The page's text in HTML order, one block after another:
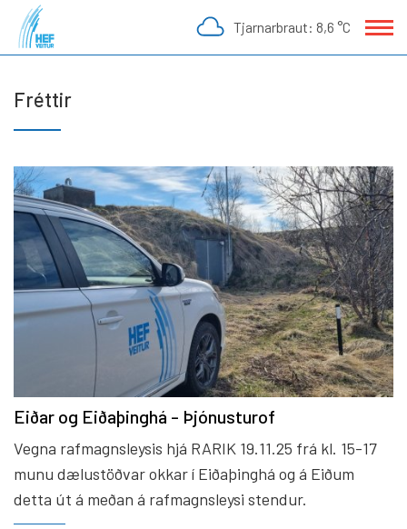
Fara
Tjarnarbraut: 8,6 °C
Fréttir
Eiðar og Eiðaþinghá - Þjónusturof
Vegna rafmagnsleysis hjá RARIK 19.11.25 frá kl. 15-17
munu dælustöðvar okkar í Eiðaþinghá og á Eiðum
detta út á meðan á rafmagnsleysi stendur.